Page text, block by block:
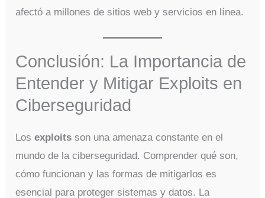
afectó a millones de sitios web y servicios en línea.
Conclusión: La Importancia de
Entender y Mitigar Exploits en
Ciberseguridad
Losexploits son una amenaza constante en el
mundo de la ciberseguridad. Comprender qué son,
cómo funcionan y las formas de mitigarlos es
esencial para proteger sistemas y datos. La